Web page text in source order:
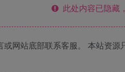
此处内容已隐藏
网站底部联系客服。 本站资源